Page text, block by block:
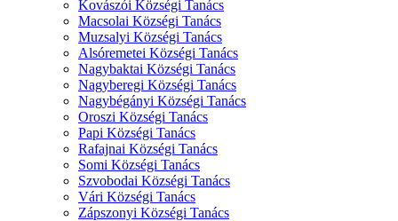
Kovászói Községi Tanács
Macsolai Községi Tanács
Muzsalyi Községi Tanács
Alsóremetei Községi Tanács
Nagybaktai Községi Tanács
Nagyberegi Községi Tanács
Nagybégányi Községi Tanács
Oroszi Községi Tanács
Papi Községi Tanács
Rafajnai Községi Tanács
Somi Községi Tanács
Szvobodai Községi Tanács
Vári Községi Tanács
Zápszonyi Községi Tanács